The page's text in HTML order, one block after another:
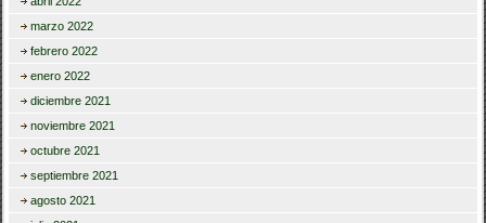
marzo 2022
febrero 2022
enero 2022
diciembre 2021
noviembre 2021
octubre 2021
septiembre 2021
agosto 2021